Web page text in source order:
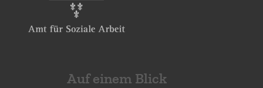
Auf einem Blick